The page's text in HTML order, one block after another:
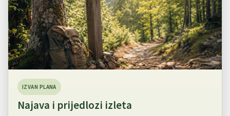
IZVAN PLANA
Najava i prijedlozi izleta